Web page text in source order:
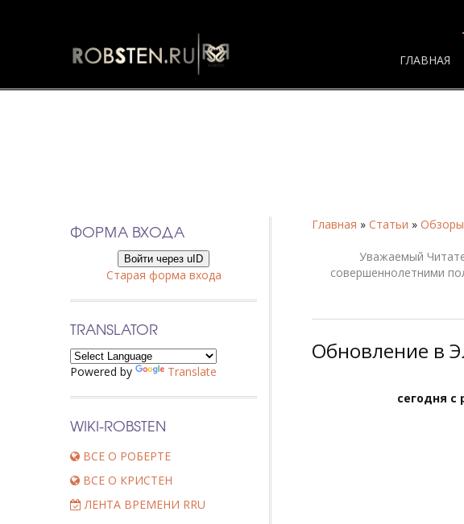
ГЛАВНАЯ
Главная » Статьи » Обзоры
Уважаемый
совершеннолетними
Обновление в
сегодня
ФОРМА ВХОДА
Войти через uID
Старая форма входа
TRANSLATOR
Powered by Translate
WIKI-ROBSTEN
ВСЕ О РОБЕРТЕ
ВСЕ О КРИСТЕН
ЛЕНТА ВРЕМЕНИ RRU